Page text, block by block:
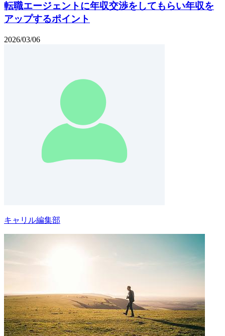
転職エージェントに年収交渉をしてもらい年収を
アップするポイント
2026/03/06
キャリル編集部